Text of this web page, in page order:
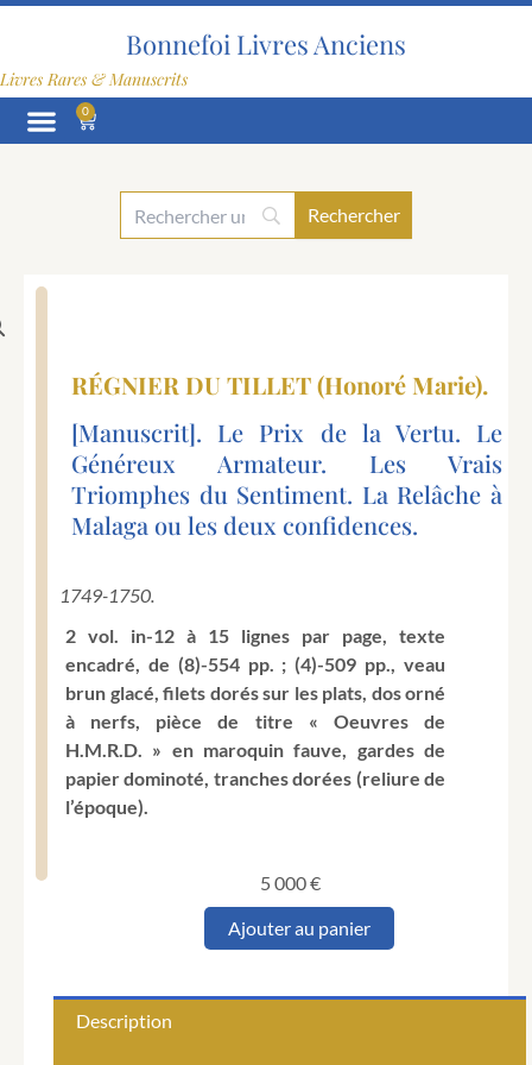
Aller
Bonnefoi Livres Anciens
Livres Rares & Manuscrits
0
Panier
RÉGNIER DU TILLET (Honoré Marie).
[Manuscrit]. Le Prix de la Vertu. Le
Généreux Armateur. Les Vrais
Triomphes du Sentiment. La Relâche à
Malaga ou les deux confidences.
1749-1750.
2 vol. in-12 à 15 lignes par page, texte
encadré, de (8)-554 pp. ; (4)-509 pp., veau
brun glacé, filets dorés sur les plats, dos orné
à nerfs, pièce de titre « Oeuvres de
H.M.R.D. » en maroquin fauve, gardes de
papier dominoté, tranches dorées (reliure de
l’époque).
5 000€
quantitéAjouter au panier
Description